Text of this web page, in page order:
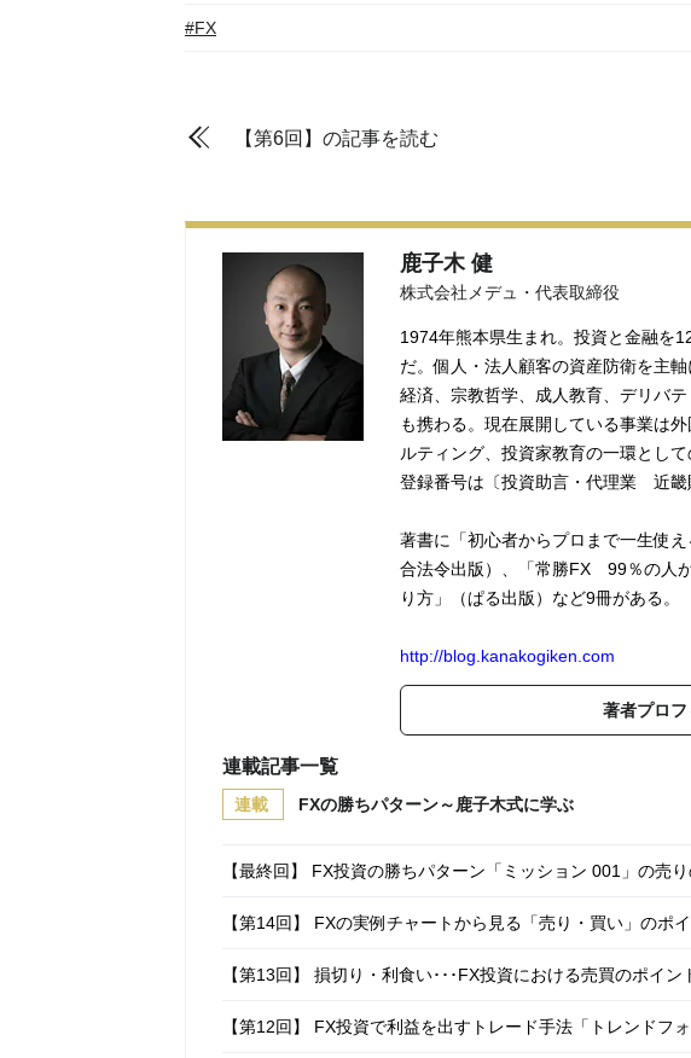
#FX
【第6回】の記事を読む
鹿子木 健
株式会社メデュ・代表取締役
1974年熊本県生まれ。投資と金融を
だ。個人・法人顧客の資産防衛を主
経済、宗教哲学、成人教育、デリバ
も携わる。現在展開している事業は
ルティング、投資家教育の一環として
登録番号は〔投資助言・代理業 近畿
著書に「初心者からプロまで一生使
合法令出版）、「常勝FX 99％の人
り方」（ぱる出版）など9冊がある。
http://blog.kanakogiken.com
著者プロ
連載記事一覧
連載 FXの勝ちパターン～鹿子木式に学ぶ
【最終回】 FX投資の勝ちパターン「ミッション 001」の売
【第14回】 FXの実例チャートから見る「売り・買い」のポ
【第13回】 損切り・利食い･･･FX投資における売買のポイン
【第12回】 FX投資で利益を出すトレード手法「トレンドフ